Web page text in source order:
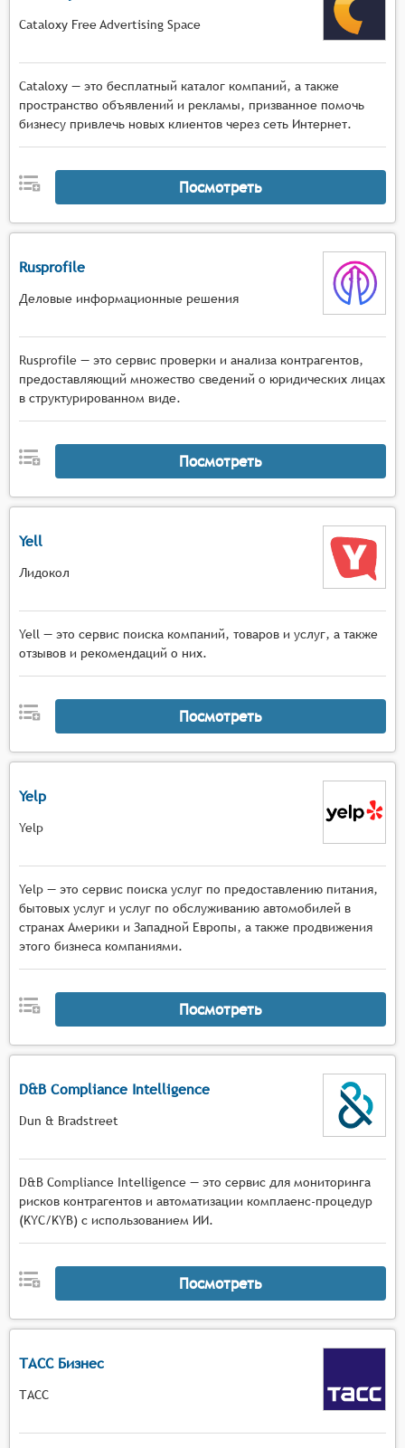
Cataloxy Free Advertising Space
Cataloxy — это бесплатный каталог компаний, а также
пространство объявлений и рекламы, призванное помочь
бизнесу привлечь новых клиентов через сеть Интернет.
Посмотреть
Rusprofile
Деловые информационные решения
Rusprofile — это сервис проверки и анализа контрагентов,
предоставляющий множество сведений о юридических лицах
в структурированном виде.
Посмотреть
Yell
Лидокол
Yell — это сервис поиска компаний, товаров и услуг, а также
отзывов и рекомендаций о них.
Посмотреть
Yelp
Yelp
Yelp — это сервис поиска услуг по предоставлению питания,
бытовых услуг и услуг по обслуживанию автомобилей в
странах Америки и Западной Европы, а также продвижения
этого бизнеса компаниями.
Посмотреть
D&B Compliance Intelligence
Dun & Bradstreet
D&B Compliance Intelligence — это сервис для мониторинга
рисков контрагентов и автоматизации комплаенс-процедур
(KYC/KYB) с использованием ИИ.
Посмотреть
ТАСС Бизнес
ТАСС